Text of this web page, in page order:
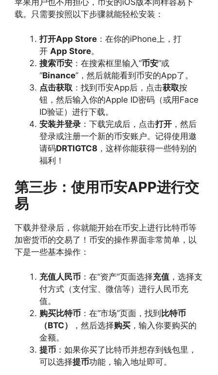
苹果用户也不用担心，币安的iOS版本同样容易下
载。只需要按照以下步骤就能轻松安装：
打开App Store ：在你的iPhone上，打
开 App Store。
搜索币安 ：在搜索框里输入“币安”或
“Binance”，然后就能看到币安的App了。
点击获取 ：找到币安App后，点击获取按
钮，然后输入你的Apple ID密码（或用Face
ID验证）进行下载。
安装并登录 ：下载完成后，点击打开 ，然后
登录或注册一个新的币安账户。记得使用邀
请码DRTIGTC8 ，这样你能获得一些特别的
福利！
第三步：使用币安APP进行交
易
下载并登录后，你就能开始在币安上进行比特币等
加密货币的交易了！币安的操作界面非常简单，以
下是一些基本操作：
充值人民币 ：在“资产”页面选择充值 ，选择支
付方式（支付宝、微信等）进行人民币充
值。
购买比特币 ：在“市场”页面，找到 比特币
（BTC）
，然后选择购买 ，输入你要购买的
金额。
提币 ：如果你买了比特币并想存到钱包里，
可以选择提币功能，输入地址即可。